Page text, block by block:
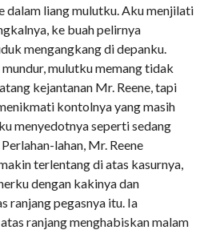
dalam liang mulutku. Aku menjilati
ke buah pelirnya
mengangkang di depanku.
mulutku memang tidak
kejantanan Mr. Reene, tapi
kontolnya yang masih
menyedotnya seperti sedang
lahan, Mr. Reene
terlentang di atas kasurnya,
dengan kakinya dan
ranjang pegasnya itu. Ia
ranjang menghabiskan malam